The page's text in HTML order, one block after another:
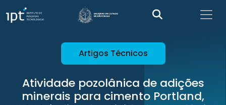
Artigos Técnicos
Atividade pozolânica de adições
minerais para cimento Portland,